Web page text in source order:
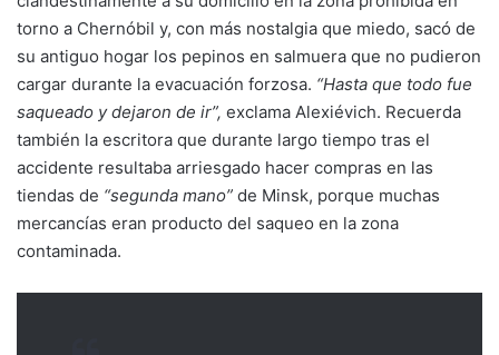
torno a Chernóbil y, con más nostalgia que miedo, sacó de
su antiguo hogar los pepinos en salmuera que no pudieron
cargar durante la evacuación forzosa. “Hasta que todo fue
saqueado y dejaron de ir”, exclama Alexiévich. Recuerda
también la escritora que durante largo tiempo tras el
accidente resultaba arriesgado hacer compras en las
tiendas de “segunda mano” de Minsk, porque muchas
mercancías eran producto del saqueo en la zona
contaminada.